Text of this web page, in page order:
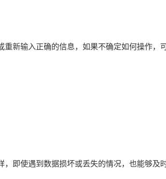
新输入正确的信息，如果不确定如何操作，
即使遇到数据损坏或丢失的情况，也能够及